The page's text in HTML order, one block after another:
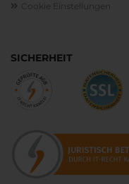
Cookie Einstellungen
SICHERHEIT